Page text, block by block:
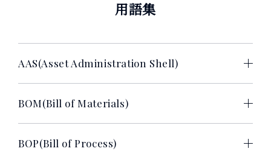
用語集
AAS(Asset Administration Shell)
BOM(Bill of Materials)
BOP(Bill of Process)